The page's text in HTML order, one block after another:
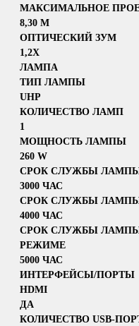
МАКСИМАЛЬНОЕ
8,30 M
ОПТИЧЕСКИЙ ЗУМ
1,2X
ЛАМПА
ТИП ЛАМПЫ
UHP
КОЛИЧЕСТВО ЛАМП
1
МОЩНОСТЬ ЛАМПЫ
260 W
СРОК СЛУЖБЫ
3000 ЧАС
СРОК СЛУЖБЫ
4000 ЧАС
СРОК СЛУЖБЫ
РЕЖИМЕ
5000 ЧАС
ИНТЕРФЕЙСЫ/ПОРТЫ
HDMI
ДА
КОЛИЧЕСТВО USB-